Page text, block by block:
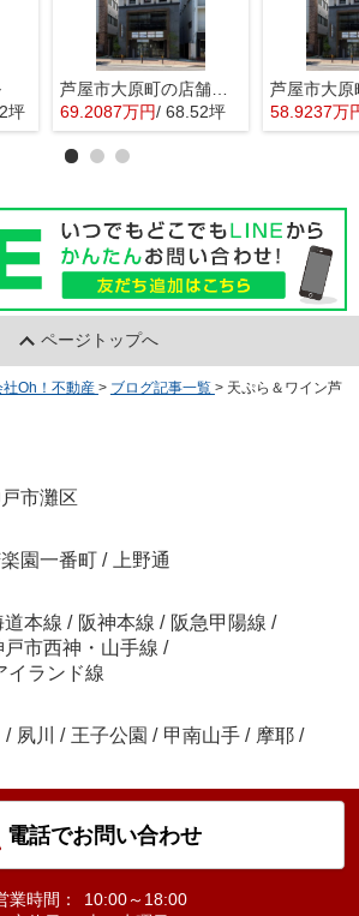
坪
芦屋市大原町の店舗事務所
69.2087万円/ 68.52坪 58.9237万
ページトップへ
Oh！不動産 > ブログ記事一覧 > 天ぷら＆ワイン芦
市灘区
園一番町 /
上野通
道本線 / 阪神本線 / 阪急甲陽線 /
戸市西神・山手線 /
イランド線
/ 夙川 / 王子公園 / 甲南山手 / 摩耶 /
電話でお問い合わせ
業時間：
10:00～18:00